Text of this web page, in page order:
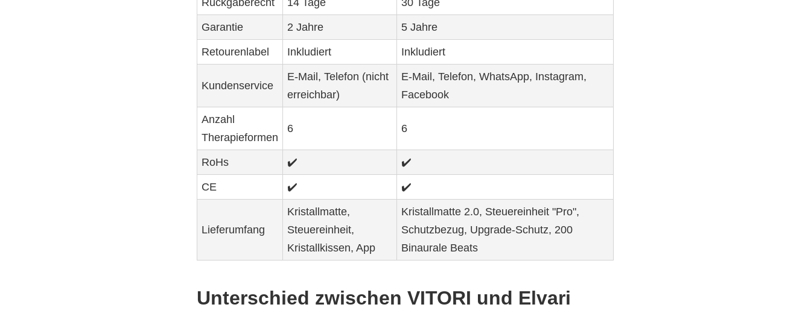
Rückgaberecht 14 Tage 30 Tage
Garantie 2 Jahre 5 Jahre
Retourenlabel Inkludiert Inkludiert
Kundenservice
E-Mail, Telefon (nicht
erreichbar)
E-Mail, Telefon, WhatsApp, Instagram,
Facebook
Anzahl
Therapieformen
6 6
RoHs ✔️ ✔️
CE ✔️ ✔️
Lieferumfang
Kristallmatte,
Steuereinheit,
Kristallkissen, App
Kristallmatte 2.0, Steuereinheit "Pro",
Schutzbezug, Upgrade-Schutz, 200
Binaurale Beats
Unterschied zwischen VITORI und Elvari